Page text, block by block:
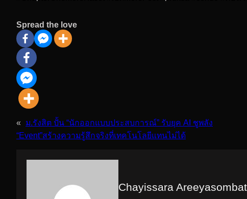
Spread the love
«
ม.รังสิต ปั้น “นักออกแบบประสบการณ์” รับยุค AI ชูพลัง
“Event”สร้างความรู้สึกจริงที่เทคโนโลยีแทนไม่ได้
Chayissara Areeyasombat